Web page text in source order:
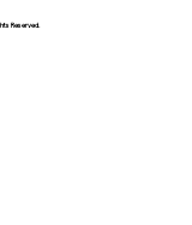
Reserved.